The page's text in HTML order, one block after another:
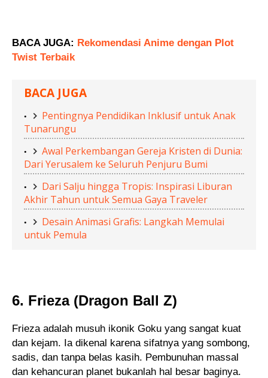
BACA JUGA: Rekomendasi Anime dengan Plot
Twist Terbaik
BACA JUGA
Pentingnya Pendidikan Inklusif untuk Anak
Tunarungu
Awal Perkembangan Gereja Kristen di Dunia:
Dari Yerusalem ke Seluruh Penjuru Bumi
Dari Salju hingga Tropis: Inspirasi Liburan
Akhir Tahun untuk Semua Gaya Traveler
Desain Animasi Grafis: Langkah Memulai
untuk Pemula
6. Frieza (Dragon Ball Z)
Frieza adalah musuh ikonik Goku yang sangat kuat
dan kejam. Ia dikenal karena sifatnya yang sombong,
sadis, dan tanpa belas kasih. Pembunuhan massal
dan kehancuran planet bukanlah hal besar baginya.